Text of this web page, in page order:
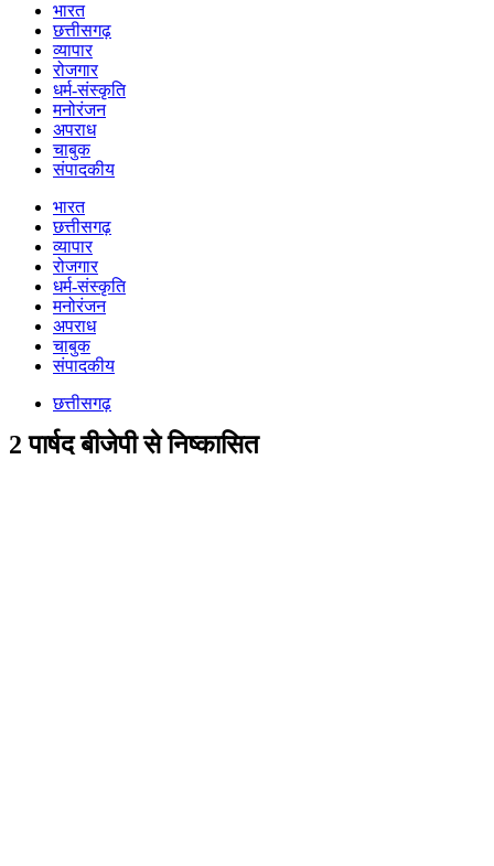
भारत
छत्तीसगढ़
व्यापार
रोजगार
धर्म-संस्कृति
मनोरंजन
अपराध
चाबुक
संपादकीय
भारत
छत्तीसगढ़
व्यापार
रोजगार
धर्म-संस्कृति
मनोरंजन
अपराध
चाबुक
संपादकीय
छत्तीसगढ़
2 पार्षद बीजेपी से निष्कासित